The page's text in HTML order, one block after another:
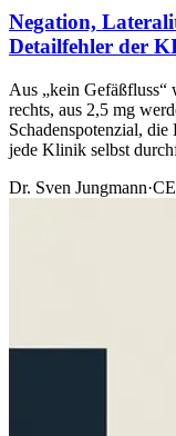
Negation,
Detailfehler der
Aus „kein
rechts, aus 2,5 mg
Schadenspotenzial,
jede Klinik selbst
Dr. Sven Jungmann·